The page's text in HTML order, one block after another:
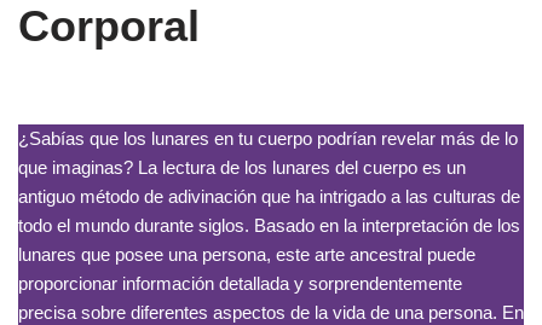
Corporal
¿Sabías que los lunares en tu cuerpo podrían revelar más de lo
que imaginas? La lectura de los lunares del cuerpo es un
antiguo método de adivinación que ha intrigado a las culturas de
todo el mundo durante siglos. Basado en la interpretación de los
lunares que posee una persona, este arte ancestral puede
proporcionar información detallada y sorprendentemente
precisa sobre diferentes aspectos de la vida de una persona. En